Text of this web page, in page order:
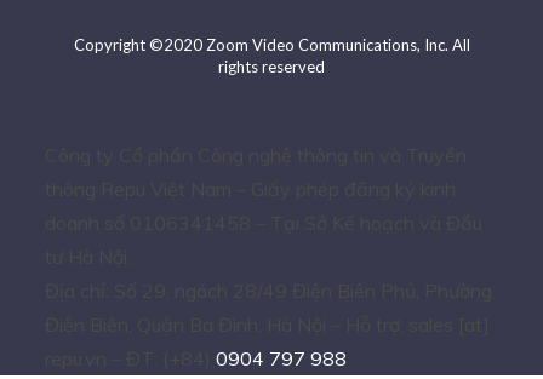
Copyright ©2020 Zoom Video Communications, Inc. All
rights reserved
repu.vn – ĐT: (+84)0904 797 988